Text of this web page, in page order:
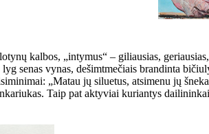
kalbos, „intymus“ – giliausias,
senas vynas, dešimtmečiais brandinta
„Matau jų siluetus, atsimenu jų
Taip pat aktyviai kuriantys